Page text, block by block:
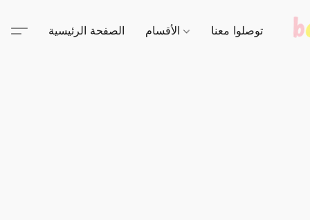
الصفحة الرئيسية توصلوا معنا